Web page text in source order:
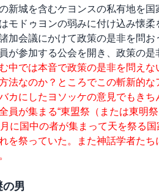
新城を含むケヨンスの私有地を
モドゥヨンの弱みに付け込み懐
加会議にかけて政策の是非を問
が参加する公会を開き、政策の是
中では本音で政策の是非を問え
法なのか？ところでこの斬新的
カにしたヨソッケの意見でもき
員が集まる“東盟祭（または東明
に国中の者が集まって天を祭る
を祭っていた。また神話学者た
の男